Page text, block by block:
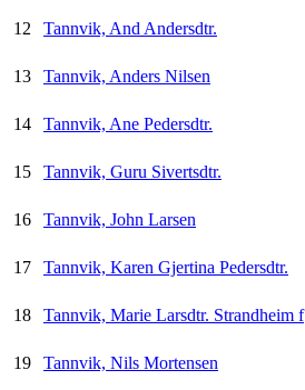
12 Tannvik, And Andersdtr.
13 Tannvik, Anders Nilsen
14 Tannvik, Ane Pedersdtr.
15 Tannvik, Guru Sivertsdtr.
16 Tannvik, John Larsen
17 Tannvik, Karen Gjertina Pedersdtr.
18 Tannvik, Marie Larsdtr. Strandheim f
19 Tannvik, Nils Mortensen